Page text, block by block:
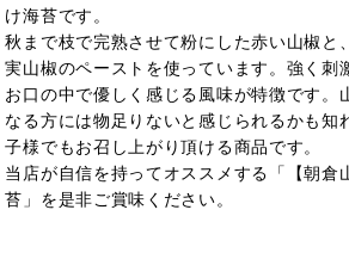
け海苔です。
秋まで枝で完熟させて粉にした赤い山椒と
実山椒のペーストを使っています。強く刺
お口の中で優しく感じる風味が特徴です。
なる方には物足りないと感じられるかも知
子様でもお召し上がり頂ける商品です。
当店が自信を持ってオススメする「【朝倉
苔」を是非ご賞味ください。